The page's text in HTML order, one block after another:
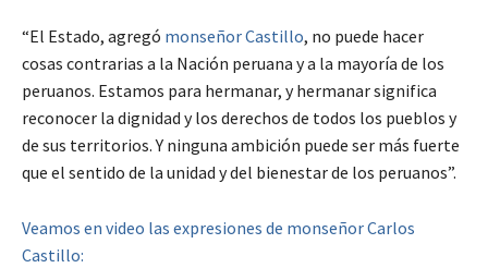
“El Estado, agregó monseñor Castillo, no puede hacer
cosas contrarias a la Nación peruana y a la mayoría de los
peruanos. Estamos para hermanar, y hermanar significa
reconocer la dignidad y los derechos de todos los pueblos y
de sus territorios. Y ninguna ambición puede ser más fuerte
que el sentido de la unidad y del bienestar de los peruanos”.
Veamos en video las expresiones de monseñor Carlos
Castillo: